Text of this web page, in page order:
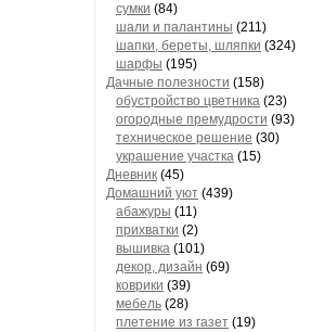
сумки (84)
шали и палантины (211)
шапки, береты, шляпки (324)
шарфы (195)
Дачные полезности (158)
обустройство цветника (23)
огородные премудрости (93)
техническое решение (30)
украшение участка (15)
Дневник (45)
Домашний уют (439)
абажуры (11)
прихватки (2)
вышивка (101)
декор, дизайн (69)
коврики (39)
мебель (28)
плетение из газет (19)